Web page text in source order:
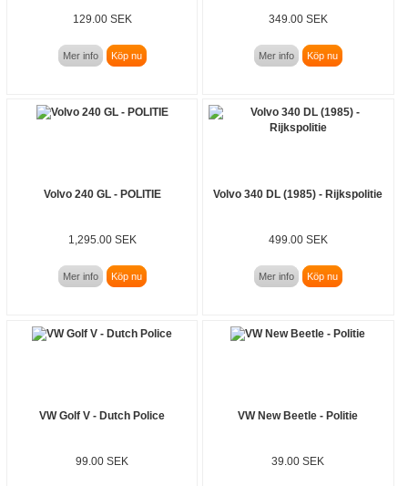
129.00 SEK
Mer info Köp nu
349.00 SEK
Mer info Köp nu
Volvo 240 GL - POLITIE
1,295.00 SEK
Mer info Köp nu
Volvo 340 DL (1985) - Rijkspolitie
499.00 SEK
Mer info Köp nu
VW Golf V - Dutch Police
99.00 SEK
VW New Beetle - Politie
39.00 SEK